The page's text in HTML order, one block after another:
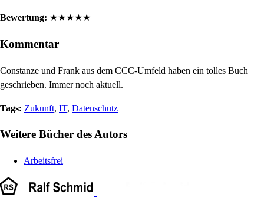
Bewertung: ★★★★★
Kommentar
Constanze und Frank aus dem CCC-Umfeld haben ein tolles Buch
geschrieben. Immer noch aktuell.
Tags: Zukunft, IT, Datenschutz
Weitere Bücher des Autors
Arbeitsfrei